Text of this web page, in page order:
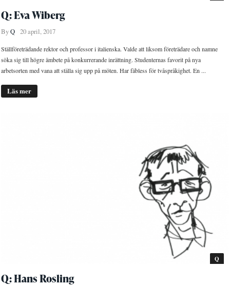
Q: Eva Wiberg
ByQ 20 april, 2017
Ställföreträdande rektor och professor i italienska. Valde att liksom företrädare och namne
söka sig till högre ämbete på konkurrerande inrättning. Studenternas favorit på nya
arbetsorten med vana att ställa sig upp på möten. Har fäbless för tvåspråkighet. En ...
Läs mer
Q
Q: Hans Rosling